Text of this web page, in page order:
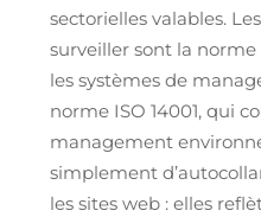
sectorielles valables.
surveiller sont la norme
les systèmes de
norme ISO 14001, qui
management
simplement
les sites web : elles